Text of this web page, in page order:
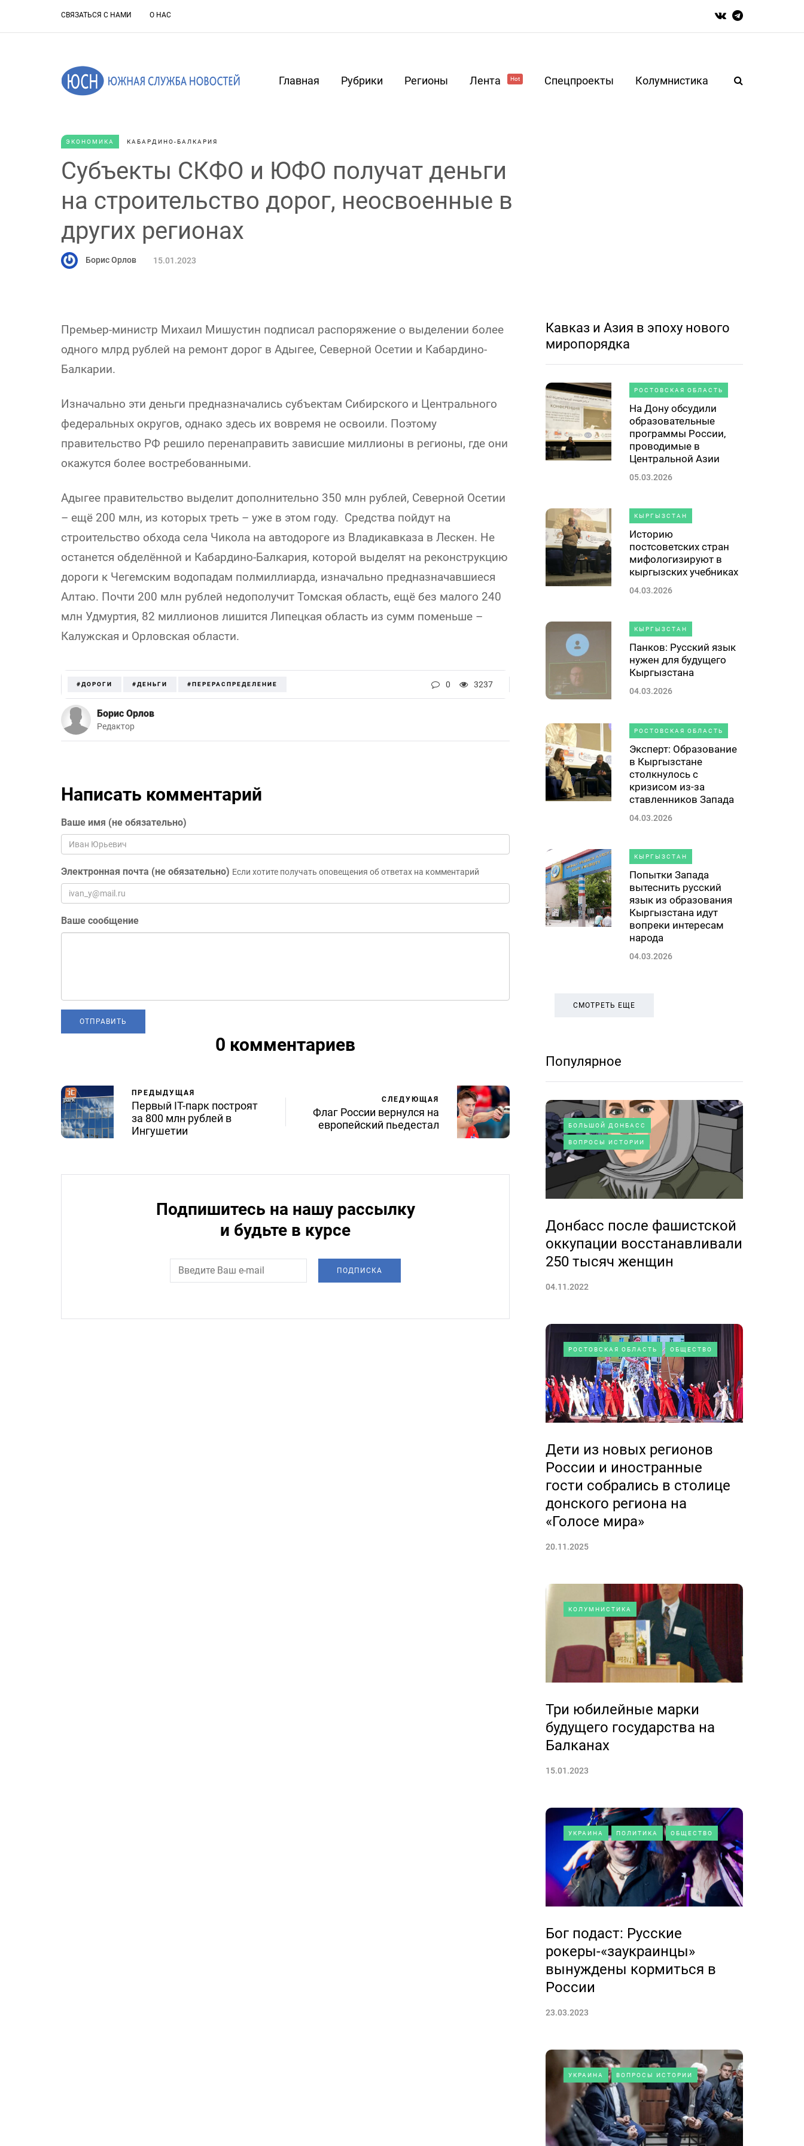
СВЯЗАТЬСЯ С НАМИ О НАС
Главная Рубрики Регионы Лента Hot Спецпроекты Колумнистика
ЭКОНОМИКА КАБАРДИНО-БАЛКАРИЯ
Субъекты СКФО и ЮФО получат деньги
на строительство дорог, неосвоенные в
других регионах
Борис Орлов 15.01.2023
Премьер-министр Михаил Мишустин подписал распоряжение о выделении более
одного млрд рублей на ремонт дорог в Адыгее, Северной Осетии и Кабардино-
Балкарии.
Изначально эти деньги предназначались субъектам Сибирского и Центрального
федеральных округов, однако здесь их вовремя не освоили. Поэтому
правительство РФ решило перенаправить зависшие миллионы в регионы, где они
окажутся более востребованными.
Адыгее правительство выделит дополнительно 350 млн рублей, Северной Осетии
– ещё 200 млн, из которых треть – уже в этом году. Средства пойдут на
строительство обхода села Чикола на автодороге из Владикавказа в Лескен. Не
останется обделённой и Кабардино-Балкария, которой выделят на реконструкцию
дороги к Чегемским водопадам полмиллиарда, изначально предназначавшиеся
Алтаю. Почти 200 млн рублей недополучит Томская область, ещё без малого 240
млн Удмуртия, 82 миллионов лишится Липецкая область из сумм поменьше –
Калужская и Орловская области.
#ДОРОГИ #ДЕНЬГИ #ПЕРЕРАСПРЕДЕЛЕНИЕ 0 3237
Борис Орлов
Редактор
Написать комментарий
Ваше имя (не обязательно)
Электронная почта (не обязательно) Если хотите получать оповещения об ответах на комментарий
Ваше сообщение
0 комментариев
ПРЕДЫДУЩАЯ
Первый IT-парк построят
за 800 млн рублей в
Ингушетии
СЛЕДУЮЩАЯ
Флаг России вернулся на
европейский пьедестал
Подпишитесь на нашу рассылку
и будьте в курсе
ПОДПИСКА
Кавказ и Азия в эпоху нового
миропорядка
РОСТОВСКАЯ ОБЛАСТЬ
На Дону обсудили
образовательные
программы России,
проводимые в
Центральной Азии
05.03.2026
КЫРГЫЗСТАН
Историю
постсоветских стран
мифологизируют в
кыргызских учебниках
04.03.2026
КЫРГЫЗСТАН
Панков: Русский язык
нужен для будущего
Кыргызстана
04.03.2026
РОСТОВСКАЯ ОБЛАСТЬ
Эксперт: Образование
в Кыргызстане
столкнулось с
кризисом из-за
ставленников Запада
04.03.2026
КЫРГЫЗСТАН
Попытки Запада
вытеснить русский
язык из образования
Кыргызстана идут
вопреки интересам
народа
04.03.2026
СМОТРЕТЬ ЕЩЕ
Популярное
БОЛЬШОЙ ДОНБАСС
ВОПРОСЫ ИСТОРИИ
Донбасс после фашистской
оккупации восстанавливали
250 тысяч женщин
04.11.2022
РОСТОВСКАЯ ОБЛАСТЬ ОБЩЕСТВО
Дети из новых регионов
России и иностранные
гости собрались в столице
донского региона на
«Голосе мира»
20.11.2025
КОЛУМНИСТИКА
Три юбилейные марки
будущего государства на
Балканах
15.01.2023
УКРАИНА ПОЛИТИКА ОБЩЕСТВО
Бог подаст: Русские
рокеры-«заукраинцы»
вынуждены кормиться в
России
23.03.2023
УКРАИНА ВОПРОСЫ ИСТОРИИ